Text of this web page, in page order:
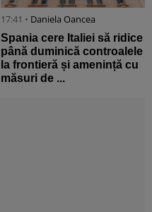
17:41 • Daniela Oancea
Spania cere Italiei să ridice
până duminică controalele
la frontieră și amenință cu
măsuri de ...